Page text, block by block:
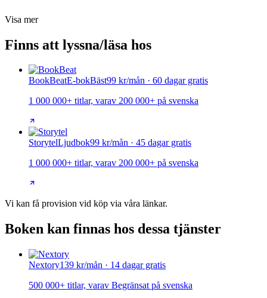
Visa mer
Finns att lyssna/läsa hos
BookBeatE-bokBäst99 kr/mån · 60 dagar gratis
1 000 000+ titlar, varav 200 000+ på svenska
StorytelLjudbok99 kr/mån · 45 dagar gratis
1 000 000+ titlar, varav 200 000+ på svenska
Vi kan få provision vid köp via våra länkar.
Boken kan finnas hos dessa tjänster
Nextory139 kr/mån · 14 dagar gratis
500 000+ titlar, varav Begränsat på svenska